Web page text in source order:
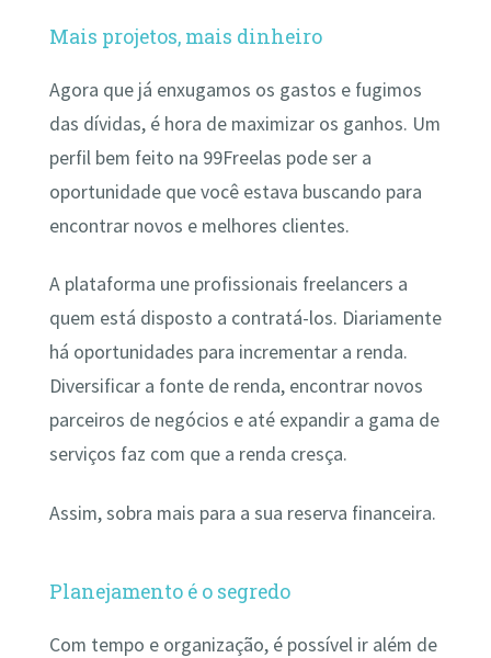
Mais projetos, mais dinheiro
Agora que já enxugamos os gastos e fugimos
das dívidas, é hora de maximizar os ganhos. Um
perfil bem feito na 99Freelas pode ser a
oportunidade que você estava buscando para
encontrar novos e melhores clientes.
A plataforma une profissionais freelancers a
quem está disposto a contratá-los. Diariamente
há oportunidades para incrementar a renda.
Diversificar a fonte de renda, encontrar novos
parceiros de negócios e até expandir a gama de
serviços faz com que a renda cresça.
Assim, sobra mais para a sua reserva financeira.
Planejamento é o segredo
Com tempo e organização, é possível ir além de